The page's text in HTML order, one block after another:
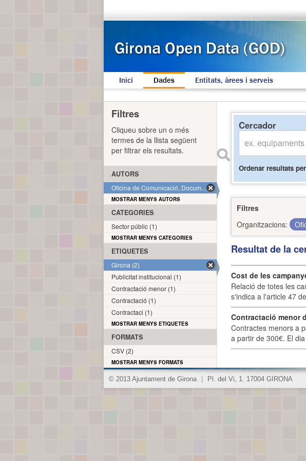
Inici Dades Entitats, àrees i serveis
Cercador
Ordenar resultats per
Filtres
Organitzacions:
Resultat de la
Cost de les
Relació de totes les
s'indica a l'article 47
Contractació menor
Contractes menors a
a partir de 300€. El
Filtres
Cliqueu sobre un o més
termes de la llista següent
per filtrar els resultats.
AUTORS
Oficina de Comunicació, Docum... (2)
MOSTRAR MENYS AUTORS
CATEGORIES
Sector públic (1)
MOSTRAR MENYS CATEGORIES
ETIQUETES
Girona (2)
Publicitat institucional (1)
Contractació menor (1)
Contractació (1)
Contractaci (1)
MOSTRAR MENYS ETIQUETES
FORMATS
CSV (2)
MOSTRAR MENYS FORMATS
© 2013 Ajuntament de Girona Pl. del Vi, 1. 17004 GIRONA